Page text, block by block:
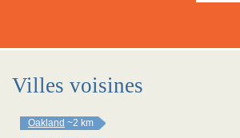
Villes voisines
Oakland ~2 km